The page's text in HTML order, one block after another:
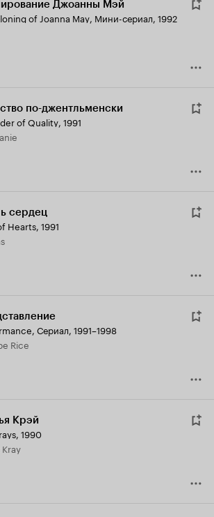
Джоанны Мэй
of Joanna May, Мини-сериал, 1992
по-джентльменски
of Quality, 1991
сердец
Hearts, 1991
, Сериал, 1991–1998
Rice
Крэй
, 1990
Kray